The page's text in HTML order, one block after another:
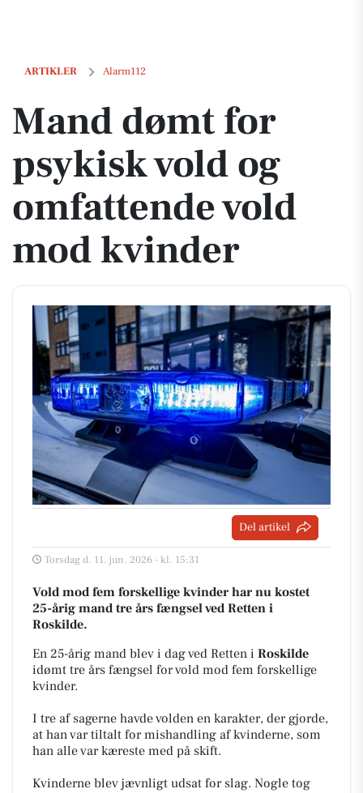
ARTIKLER Alarm112
Mand dømt for psykisk vold og omfattende vold mod kvinder
Mand dømt for
psykisk vold og
omfattende vold
mod kvinder
Del artikel
Torsdag d. 11. jun. 2026 - kl. 15:31
Vold mod fem forskellige kvinder har nu kostet
25-årig mand tre års fængsel ved Retten i
Roskilde.
En 25-årig mand blev i dag ved Retten i Roskilde
idømt tre års fængsel for vold mod fem forskellige
kvinder.
I tre af sagerne havde volden en karakter, der gjorde,
at han var tiltalt for mishandling af kvinderne, som
han alle var kæreste med på skift.
Kvinderne blev jævnligt udsat for slag. Nogle tog